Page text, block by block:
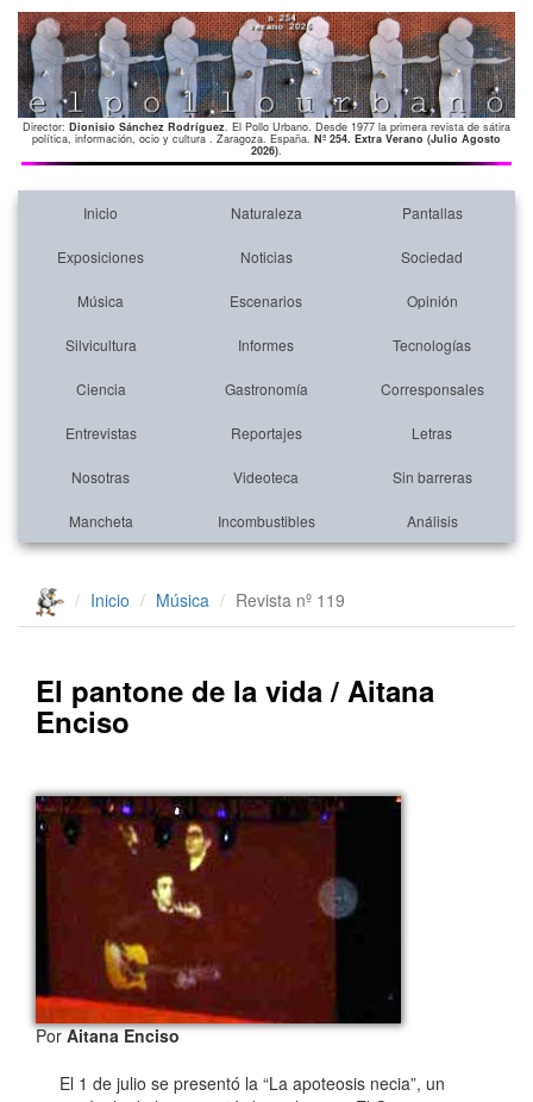
Director: Dionisio Sánchez Rodríguez. El Pollo Urbano. Desde 1977 la primera revista de sátira
política, información, ocio y cultura . Zaragoza. España. Nº 254. Extra Verano (Julio Agosto
2026).
Inicio Naturaleza Pantallas
Exposiciones Noticias Sociedad
Música Escenarios Opinión
Silvicultura Informes Tecnologías
Ciencia Gastronomía Corresponsales
Entrevistas Reportajes Letras
Nosotras Videoteca Sin barreras
Mancheta Incombustibles Análisis
Inicio Música Revista nº 119
El pantone de la vida / Aitana
Enciso
PorAitana Enciso
El 1 de julio se presentó la “La apoteosis necia”, un